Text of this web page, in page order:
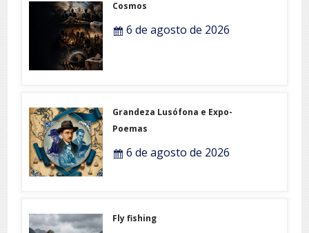
Cosmos
6 de agosto de 2026
Grandeza Lusófona e Expo-
Poemas
6 de agosto de 2026
Fly fishing